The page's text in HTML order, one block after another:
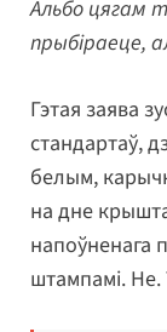
Альбо цягам
прыбіраеце,
Гэтая заява
стандартаў,
белым,
на дне
напоўненага
штампамі. Не.